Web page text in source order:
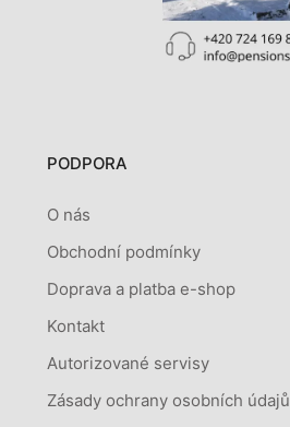
PODPORA
O nás
Obchodní podmínky
Doprava a platba e-shop
Kontakt
Autorizované servisy
Zásady ochrany osobních údajů